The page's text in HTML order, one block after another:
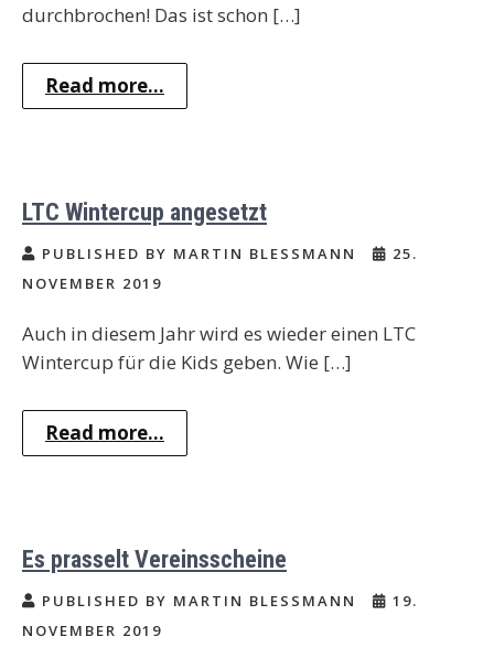
durchbrochen! Das ist schon […]
Read more...
LTC Wintercup angesetzt
PUBLISHED BY MARTIN BLESSMANN
25.
NOVEMBER 2019
Auch in diesem Jahr wird es wieder einen LTC
Wintercup für die Kids geben. Wie […]
Read more...
Es prasselt Vereinsscheine
PUBLISHED BY MARTIN BLESSMANN
19.
NOVEMBER 2019